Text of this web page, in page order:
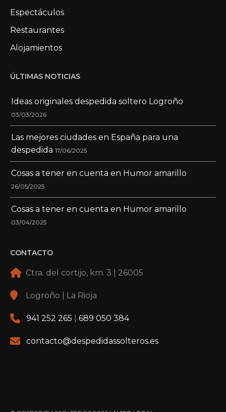
Espectáculos
Restaurantes
Alojamientos
ÚLTIMAS NOTICIAS
Ideas originales despedida soltero Logroño
03/03/2026
Las mejores ciudades en España para una
despedida 17/06/2025
Cosas a tener en cuenta en Humor amarillo
26/05/2025
Cosas a tener en cuenta en Humor amarillo
03/04/2025
CONTACTO
Ctra. del cortijo, km. 3 | 26005
Logroño | La Rioja
941 252 265 689 050 384
contacto@despedidassolteros.es